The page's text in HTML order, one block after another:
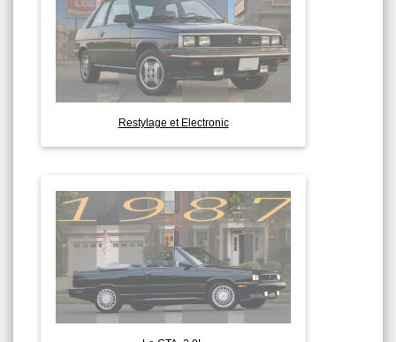
Restylage et Electronic